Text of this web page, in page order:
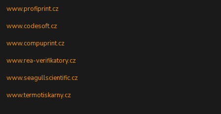
www.profiprint.cz
www.codesoft.cz
www.compuprint.cz
www.rea-verifikatory.cz
www.seagullscientific.cz
www.termotiskarny.cz